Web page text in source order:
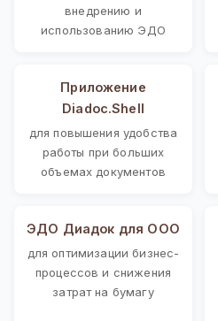
внедрению и
использованию ЭДО
Приложение
Diadoc.Shell
для повышения удобства
работы при больших
объемах документов
ЭДО Диадок для ООО
для оптимизации бизнес-
процессов и снижения
затрат на бумагу